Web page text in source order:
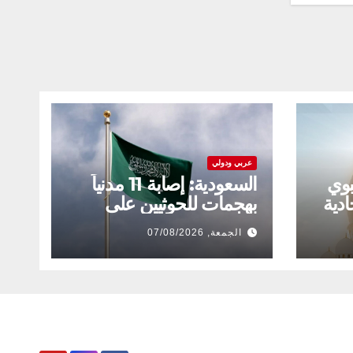
عربي ودولي
السعودية: إصابة 11 مدنياً
بهجمات للحوثيين على
نجرانالجمعة, 07/08/2026